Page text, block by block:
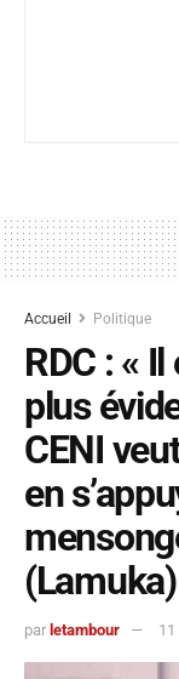
Accueil Politique
RDC : «
plus
CENI
en
(Lamuka)
par letambour